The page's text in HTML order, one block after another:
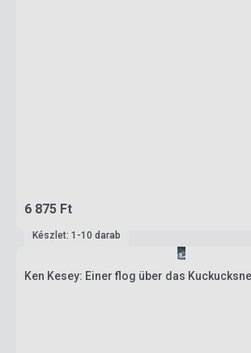
6 875 Ft
Készlet: 1-10 darab
Ken Kesey: Einer flog über das